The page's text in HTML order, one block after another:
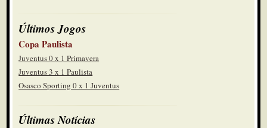
Últimos Jogos
Copa Paulista
Juventus 0 x 1 Primavera
Juventus 3 x 1 Paulista
Osasco Sporting 0 x 1 Juventus
Últimas Notícias